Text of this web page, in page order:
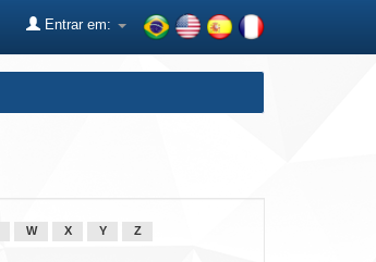
Entrar em:
W X Y Z